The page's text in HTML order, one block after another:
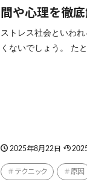
間や心理を徹
ストレス社会といわ
くないでしょう。 た
2025年8月22日
テクニック 原因